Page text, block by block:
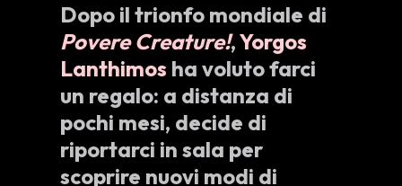
Dopo il trionfo mondiale di
Povere Creature!,Yorgos
Lanthimos ha voluto farci
un regalo: a distanza di
pochi mesi, decide di
riportarci in sala per
scoprire nuovi modi di